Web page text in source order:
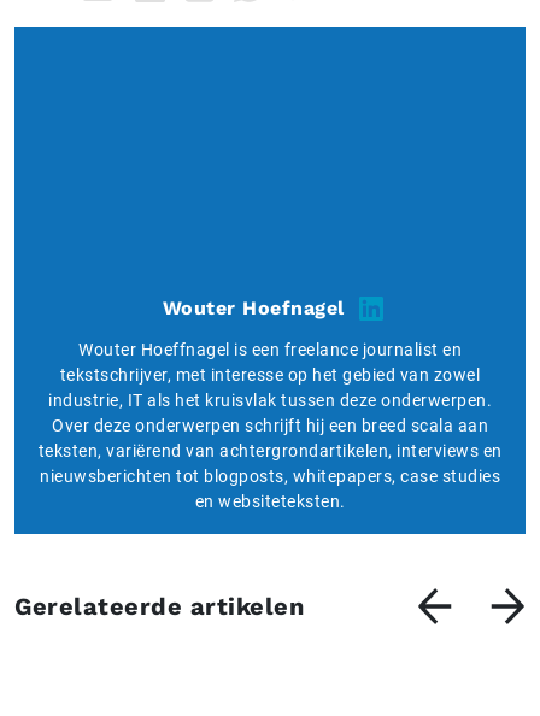
Wouter Hoefnagel
Wouter Hoeffnagel is een freelance journalist en
tekstschrijver, met interesse op het gebied van zowel
industrie, IT als het kruisvlak tussen deze onderwerpen.
Over deze onderwerpen schrijft hij een breed scala aan
teksten, variërend van achtergrondartikelen, interviews en
nieuwsberichten tot blogposts, whitepapers, case studies
en websiteteksten.
Gerelateerde artikelen